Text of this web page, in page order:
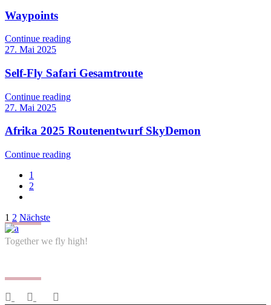
Waypoints
Continue reading
27. Mai 2025
Self-Fly Safari Gesamtroute
Continue reading
27. Mai 2025
Afrika 2025 Routenentwurf SkyDemon
Continue reading
1
2
Seitennummerierung
der
1 2 Nächste
Together we fly high!